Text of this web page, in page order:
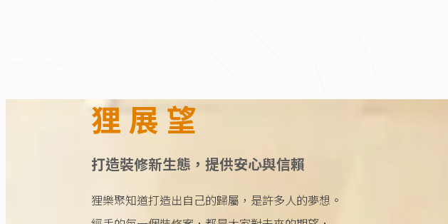
狸 展 望
打造裝修新生態，提供安心與信賴
狸樂聚知道打造出自己的歸屬，是許多人的夢想。